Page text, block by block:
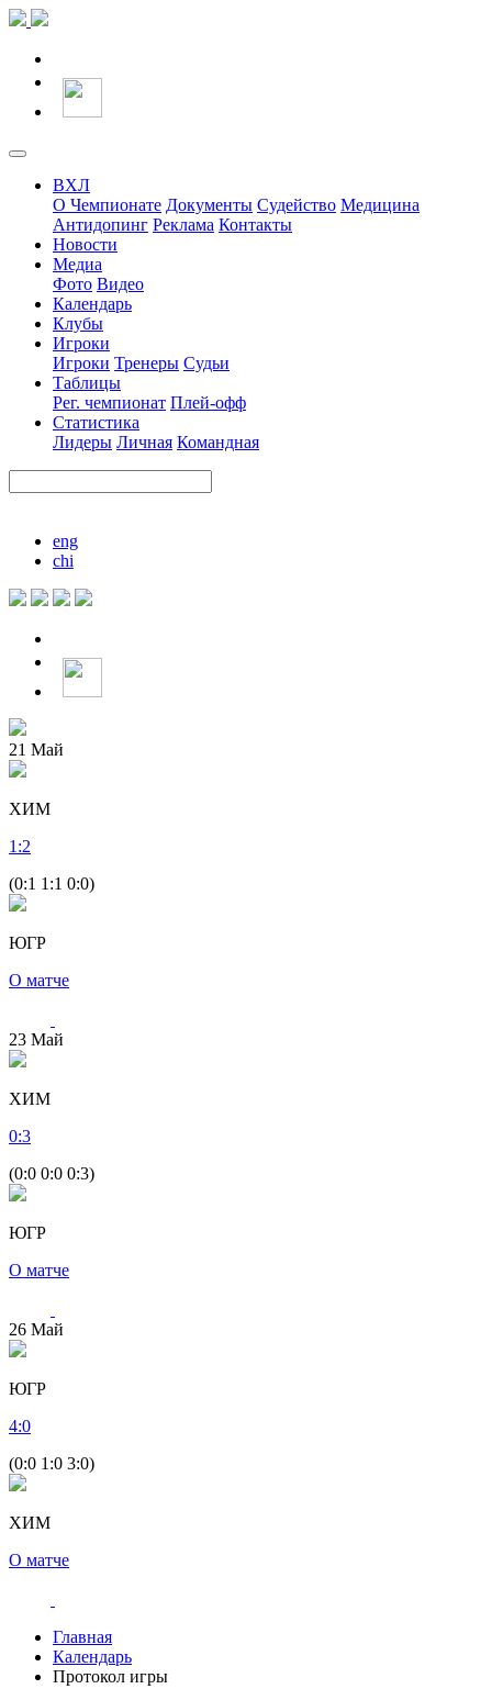
ВХЛ
О Чемпионате Документы Судейство Медицина
Антидопинг Реклама Контакты
Новости
Медиа
Фото Видео
Календарь
Клубы
Игроки
Игроки Тренеры Судьи
Таблицы
Рег. чемпионат Плей-офф
Статистика
Лидеры Личная Командная
eng
chi
21 Май
ХИМ
1 :2
(0:1 1:1 0:0)
ЮГР
О матче
23 Май
ХИМ
0:3
(0:0 0:0 0:3)
ЮГР
О матче
26 Май
ЮГР
4:0
(0:0 1:0 3:0)
ХИМ
О матче
Главная
Календарь
Протокол игры